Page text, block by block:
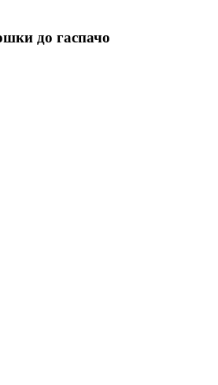
до гаспачо